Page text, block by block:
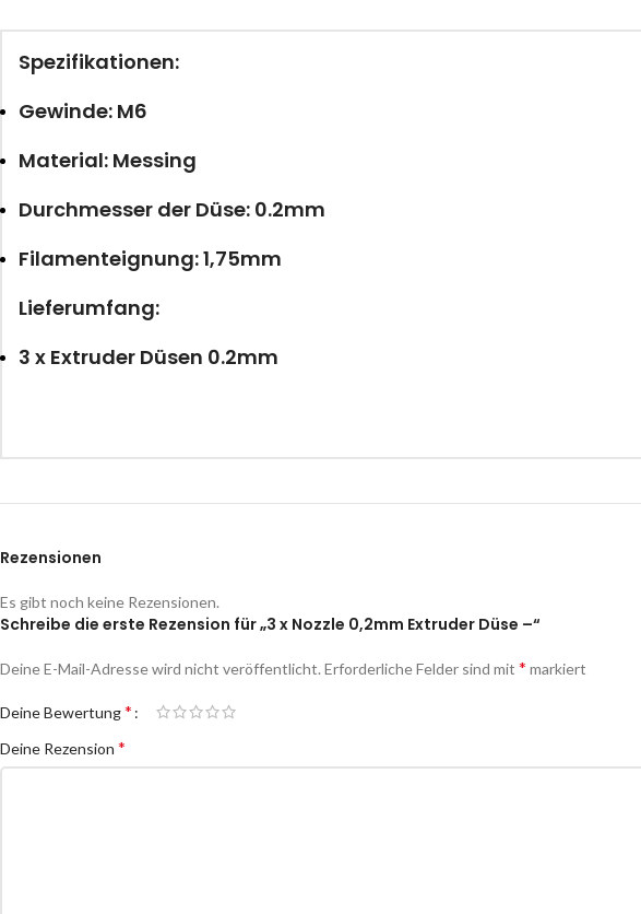
Spezifikationen:
Gewinde: M6
Material: Messing
Durchmesser der Düse: 0.2mm
Filamenteignung: 1,75mm
Lieferumfang:
3 x Extruder Düsen 0.2mm
Rezensionen
Es gibt noch keine Rezensionen.
Schreibe die erste Rezension für „3 x Nozzle 0,2mm Extruder Düse –“
Deine E-Mail-Adresse wird nicht veröffentlicht. Erforderliche Felder sind mit * markiert
Deine Bewertung*
Deine Rezension *